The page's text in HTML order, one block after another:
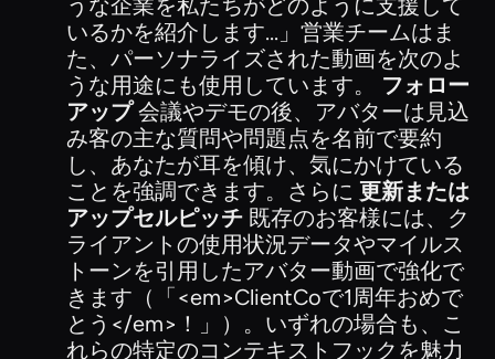
うな企業を私たちがどのように支援して
いるかを紹介します...」営業チームはま
た、パーソナライズされた動画を次のよ
うな用途にも使用しています。 フォロー
アップ会議やデモの後、アバターは見込
み客の主な質問や問題点を名前で要約
し、あなたが耳を傾け、気にかけている
ことを強調できます。さらに 更新または
アップセルピッチ 既存のお客様には、ク
ライアントの使用状況データやマイルス
トーンを引用したアバター動画で強化で
きます（「<em>ClientCoで1周年おめで
とう</em>！」）。いずれの場合も、こ
れらの特定のコンテキストフックを魅力